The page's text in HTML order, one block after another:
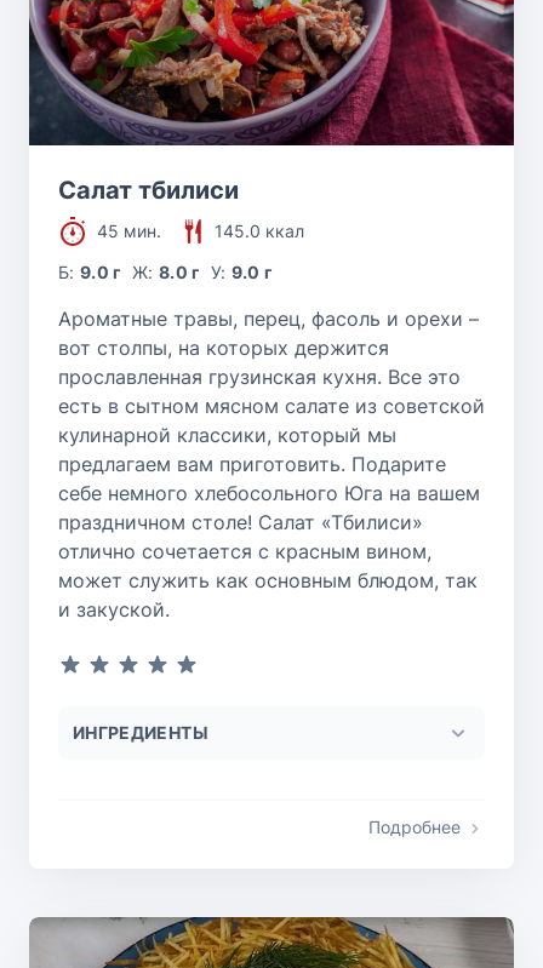
Салат тбилиси
45 мин.
145.0 ккал
Б:9.0 г Ж: 8.0 г У: 9.0 г
Ароматные травы, перец, фасоль и орехи –
вот столпы, на которых держится
прославленная грузинская кухня. Все это
есть в сытном мясном салате из советской
кулинарной классики, который мы
предлагаем вам приготовить. Подарите
себе немного хлебосольного Юга на вашем
праздничном столе! Салат «Тбилиси»
отлично сочетается с красным вином,
может служить как основным блюдом, так
и закуской.
ИНГРЕДИЕНТЫ
Подробнее